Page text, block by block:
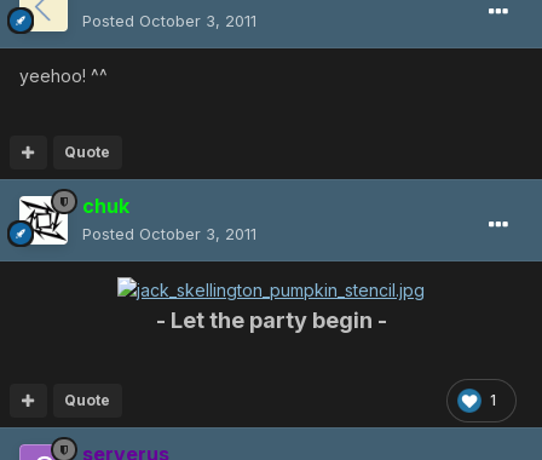
Posted October 3, 2011
yeehoo! ^^
Quote
chuk
Posted October 3, 2011
- Let the party begin -
1
Quote
serverus